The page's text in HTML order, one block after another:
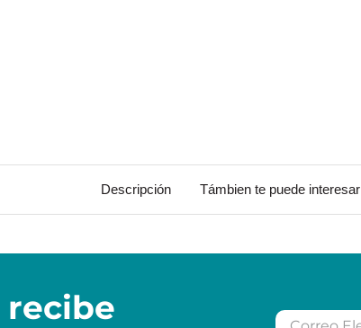
Descripción Támbien te puede interesar
recibe